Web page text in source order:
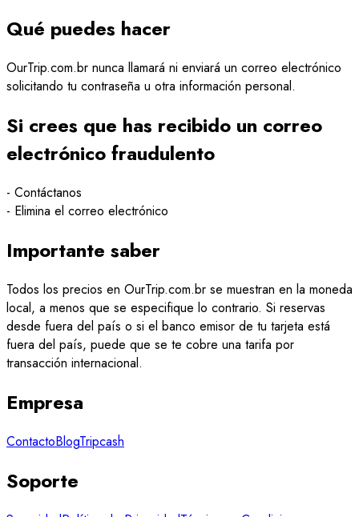
Qué puedes hacer
OurTrip.com.br nunca llamará ni enviará un correo electrónico
solicitando tu contraseña u otra información personal.
Si crees que has recibido un correo
electrónico fraudulento
- Contáctanos
- Elimina el correo electrónico
Importante saber
Todos los precios en OurTrip.com.br se muestran en la moneda
local, a menos que se especifique lo contrario. Si reservas
desde fuera del país o si el banco emisor de tu tarjeta está
fuera del país, puede que se te cobre una tarifa por
transacción internacional.
Empresa
ContactoBlogTripcash
Soporte